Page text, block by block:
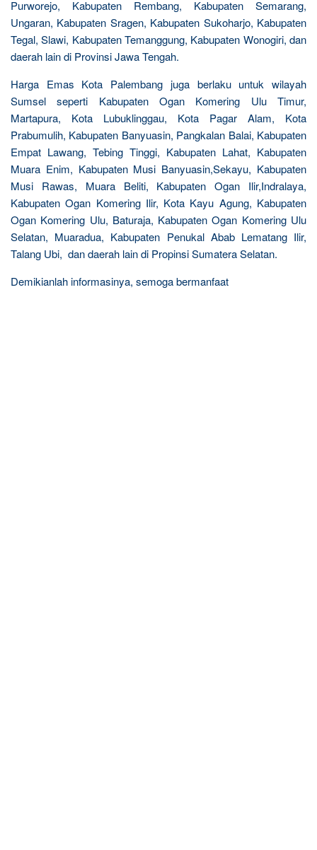
Purworejo, Kabupaten Rembang, Kabupaten Semarang,
Ungaran, Kabupaten Sragen, Kabupaten Sukoharjo, Kabupaten
Tegal, Slawi, Kabupaten Temanggung, Kabupaten Wonogiri, dan
daerah lain di Provinsi Jawa Tengah.
Harga Emas Kota Palembang juga berlaku untuk wilayah
Sumsel seperti Kabupaten Ogan Komering Ulu Timur,
Martapura, Kota Lubuklinggau, Kota Pagar Alam, Kota
Prabumulih, Kabupaten Banyuasin, Pangkalan Balai, Kabupaten
Empat Lawang, Tebing Tinggi, Kabupaten Lahat, Kabupaten
Muara Enim, Kabupaten Musi Banyuasin,Sekayu, Kabupaten
Musi Rawas, Muara Beliti, Kabupaten Ogan Ilir,Indralaya,
Kabupaten Ogan Komering Ilir, Kota Kayu Agung, Kabupaten
Ogan Komering Ulu, Baturaja, Kabupaten Ogan Komering Ulu
Selatan, Muaradua, Kabupaten Penukal Abab Lematang Ilir,
Talang Ubi, dan daerah lain di Propinsi Sumatera Selatan.
Demikianlah informasinya, semoga bermanfaat